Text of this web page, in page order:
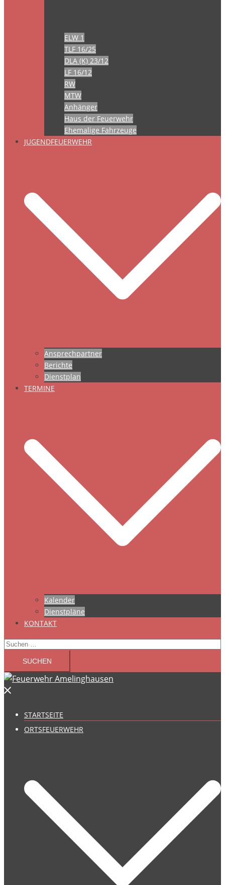
ELW 1
TLF 16/25
DLA (K) 23/12
LF 16/12
RW
MTW
Anhänger
Haus der Feuerwehr
Ehemalige Fahrzeuge
JUGENDFEUERWEHR
Ansprechpartner
Berichte
Dienstplan
TERMINE
Kalender
Dienstpläne
KONTAKT
Suchen
nach:
STARTSEITE
ORTSFEUERWEHR